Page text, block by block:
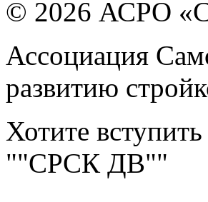
© 2026 АСРО
Ассоциация
развитию
Хотите вступить
""СРСК ДВ""